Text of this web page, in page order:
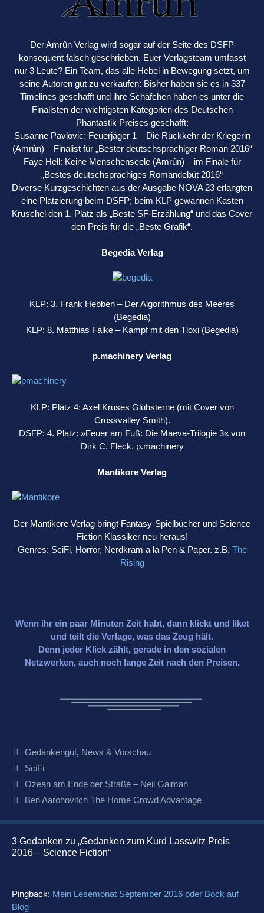
Der Amrûn Verlag wird sogar auf der Seite des DSFP
konsequent falsch geschrieben. Euer Verlagsteam umfasst
nur 3 Leute? Ein Team, das alle Hebel in Bewegung setzt, um
seine Autoren gut zu verkaufen: Bisher haben sie es in 337
Timelines geschafft und ihre Schäfchen haben es unter die
Finalisten der wichtigsten Kategorien des Deutschen
Phantastik Preises geschafft:
Susanne Pavlovic: Feuerjäger 1 – Die Rückkehr der Kriegerin
(Amrûn) – Finalist für „Bester deutschsprachiger Roman 2016“
Faye Hell: Keine Menschenseele (Amrûn) – im Finale für
„Bestes deutschsprachiges Romandebüt 2016“
Diverse Kurzgeschichten aus der Ausgabe NOVA 23 erlangten
eine Platzierung beim DSFP; beim KLP gewannen Kasten
Kruschel den 1. Platz als „Beste SF-Erzählung“ und das Cover
den Preis für die „Beste Grafik“.
Begedia Verlag
KLP: 3. Frank Hebben – Der Algorithmus des Meeres
(Begedia)
KLP: 8. Matthias Falke – Kampf mit den Tloxi (Begedia)
p.machinery Verlag
KLP: Platz 4: Axel Kruses Glühsterne (mit Cover von
Crossvalley Smith).
DSFP: 4. Platz: »Feuer am Fuß: Die Maeva-Trilogie 3« von
Dirk C. Fleck. p.machinery
Mantikore Verlag
Der Mantikore Verlag bringt Fantasy-Spielbücher und Science
Fiction Klassiker neu heraus!
Genres: SciFi, Horror, Nerdkram a la Pen & Paper. z.B. The
Rising
Wenn ihr ein paar Minuten Zeit habt, dann klickt und liket
und teilt die Verlage, was das Zeug hält.
Denn jeder Klick zählt, gerade in den sozialen
Netzwerken, auch noch lange Zeit nach den Preisen.
Kategorien
Gedankengut, News & Vorschau
Schlagwörter
SciFi
Beitrags-
Navigation
Ozean am Ende der Straße – Neil Gaiman
Ben Aaronovitch The Home Crowd Advantage
3 Gedanken zu „Gedanken zum Kurd Lasswitz Preis
2016 – Science Fiction“
Pingback: Mein Lesemonat September 2016 oder Bock auf
Blog